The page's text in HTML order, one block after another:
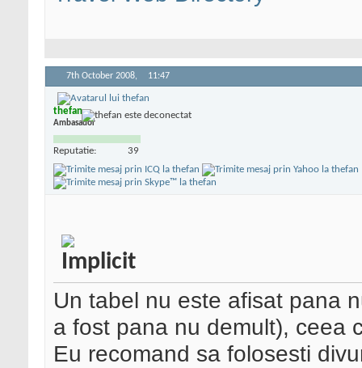
7th October 2008, 11:47
thefan
Ambasador
Reputatie: 39
Un tabel nu este afisat pana
a fost pana nu demult), ceea
Eu recomand sa folosesti